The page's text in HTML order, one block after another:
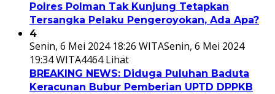
Polres Polman Tak Kunjung Tetapkan
Tersangka Pelaku Pengeroyokan, Ada Apa?
4
Senin, 6 Mei 2024 18:26 WITASenin, 6 Mei 2024
19:34 WITA4464 Lihat
BREAKING NEWS: Diduga Puluhan Baduta
Keracunan Bubur Pemberian UPTD DPPKB